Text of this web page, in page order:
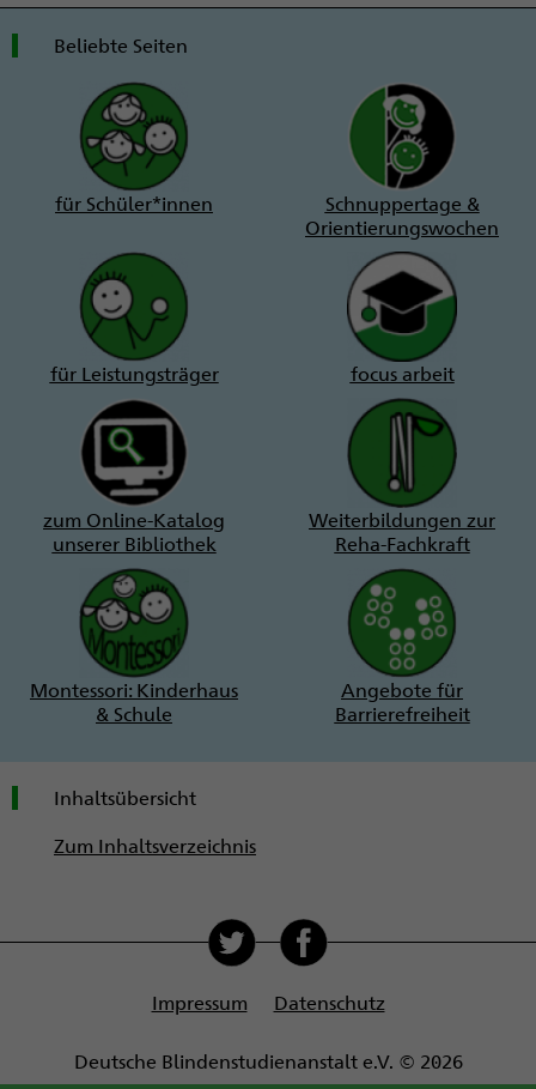
Beliebte Seiten
für Schüler*innen
Schnuppertage &
Orientierungswochen
für Leistungsträger focus arbeit
zum Online-Katalog
unserer Bibliothek
Weiterbildungen zur
Reha-Fachkraft
Montessori: Kinderhaus
& Schule
Angebote für
Barrierefreiheit
Inhaltsübersicht
Zum Inhaltsverzeichnis
Impressum Datenschutz
Deutsche Blindenstudienanstalt e.V. © 2026